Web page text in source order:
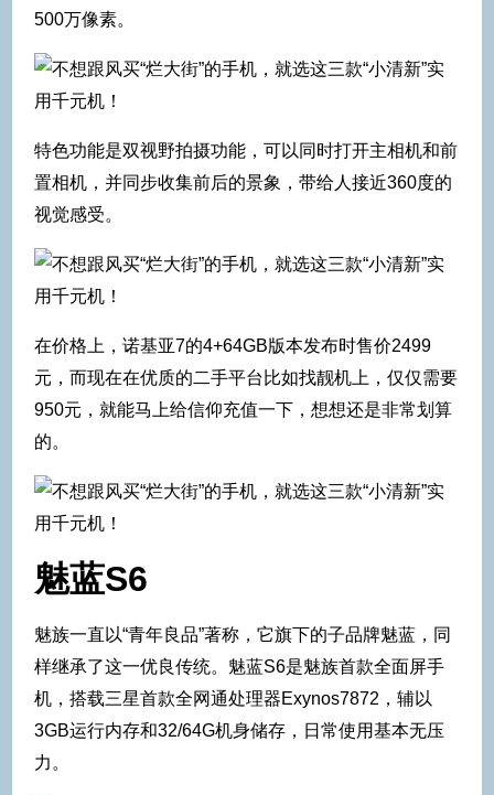
500万像素。
特色功能是双视野拍摄功能，可以同时打开主相机和前
置相机，并同步收集前后的景象，带给人接近360度的
视觉感受。
在价格上，诺基亚7的4+64GB版本发布时售价2499
元，而现在在优质的二手平台比如找靓机上，仅仅需要
950元，就能马上给信仰充值一下，想想还是非常划算
的。
魅蓝S6
魅族一直以“青年良品”著称，它旗下的子品牌魅蓝，同
样继承了这一优良传统。魅蓝S6是魅族首款全面屏手
机，搭载三星首款全网通处理器Exynos7872，辅以
3GB运行内存和32/64G机身储存，日常使用基本无压
力。